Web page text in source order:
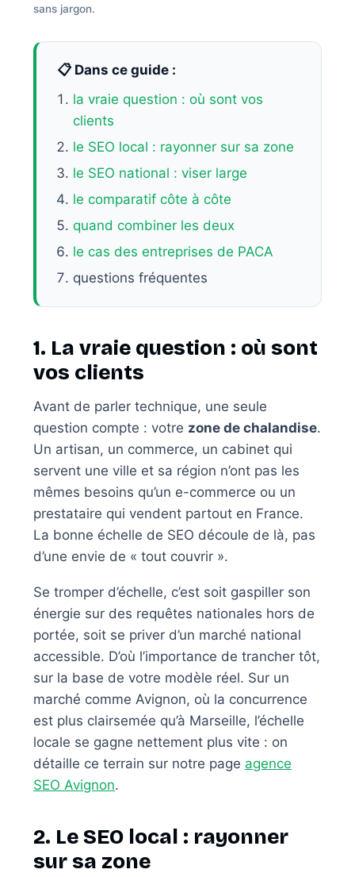
sans jargon.
📋 Dans ce guide :
la vraie question : où sont vos
clients
le SEO local : rayonner sur sa zone
le SEO national : viser large
le comparatif côte à côte
quand combiner les deux
le cas des entreprises de PACA
questions fréquentes
1. La vraie question : où sont
vos clients
Avant de parler technique, une seule
question compte : votre zone de chalandise.
Un artisan, un commerce, un cabinet qui
servent une ville et sa région n’ont pas les
mêmes besoins qu’un e-commerce ou un
prestataire qui vendent partout en France.
La bonne échelle de SEO découle de là, pas
d’une envie de « tout couvrir ».
Se tromper d’échelle, c’est soit gaspiller son
énergie sur des requêtes nationales hors de
portée, soit se priver d’un marché national
accessible. D’où l’importance de trancher tôt,
sur la base de votre modèle réel. Sur un
marché comme Avignon, où la concurrence
est plus clairsemée qu’à Marseille, l’échelle
locale se gagne nettement plus vite : on
détaille ce terrain sur notre page agence
SEO Avignon.
2. Le SEO local : rayonner
sur sa zone